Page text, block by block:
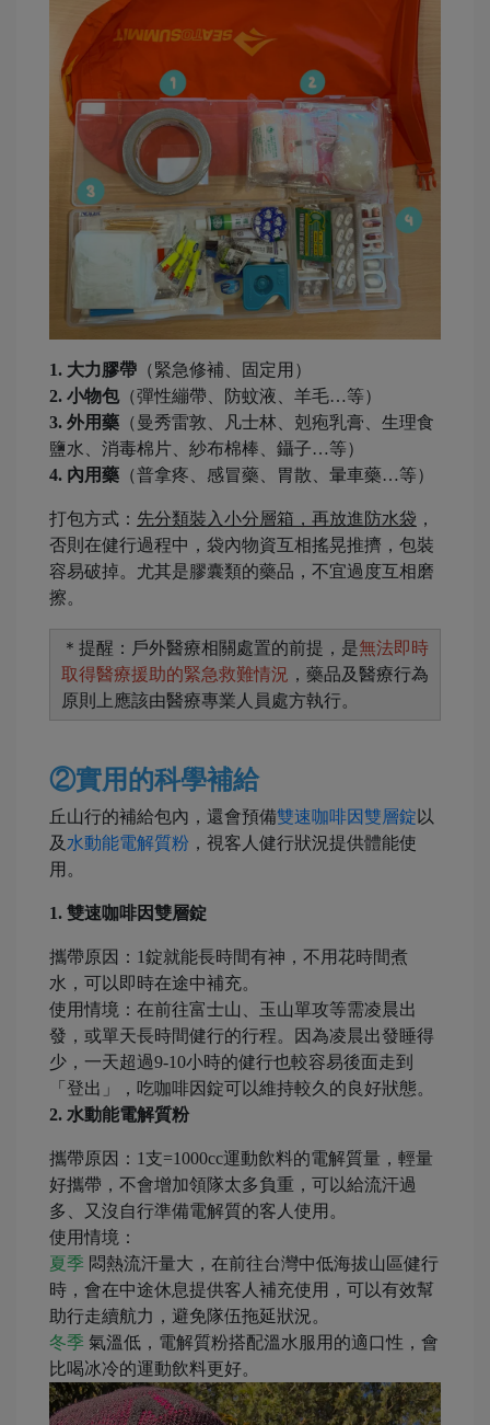
1. 大力膠帶 （緊急修補、固定用）
2. 小物包（彈性繃帶、防蚊液、羊毛…等）
3. 外用藥 （曼秀雷敦、凡士林、剋疱乳膏、生理食
鹽水、消毒棉片、紗布棉棒、鑷子…等）
4. 內用藥 （普拿疼、感冒藥、胃散、暈車藥…等）
打包方式： 先分類裝入小分層箱，再放進防水袋 ，
否則在健行過程中，袋內物資互相搖晃推擠，包裝
容易破掉。尤其是膠囊類的藥品，不宜過度互相磨
擦。
＊提醒：戶外醫療相關處置的前提，是無法即時
取得醫療援助的緊急救難情況 ，藥品及醫療行為
原則上應該由醫療專業人員處方執行。
②實用的科學補給
丘山行的補給包內，還會預備雙速咖啡因雙層錠 以
及 水動能電解質粉 ，視客人健行狀況提供體能使
用。
1. 雙速咖啡因雙層錠
攜帶原因：1錠就能長時間有神，不用花時間煮
水，可以即時在途中補充。
使用情境：在前往富士山、玉山單攻等需凌晨出
發，或單天長時間健行的行程。因為凌晨出發睡得
少，一天超過9-10小時的健行也較容易後面走到
「登出」，吃咖啡因錠可以維持較久的良好狀態。
2. 水動能電解質粉
攜帶原因：1支=1000cc運動飲料的電解質量，輕量
好攜帶，不會增加領隊太多負重，可以給流汗過
多、又沒自行準備電解質的客人使用。
使用情境：
夏季 悶熱流汗量大，在前往台灣中低海拔山區健行
時，會在中途休息提供客人補充使用，可以有效幫
助行走續航力，避免隊伍拖延狀況。
冬季 氣溫低，電解質粉搭配溫水服用的適口性，會
比喝冰冷的運動飲料更好。